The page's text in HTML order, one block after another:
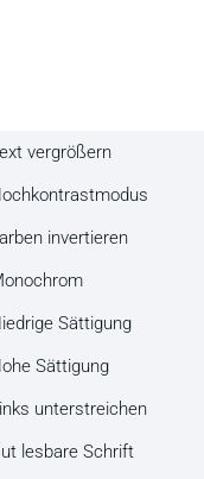
vergrößern
invertieren
Sättigung
Sättigung
unterstreichen
lesbare Schrift